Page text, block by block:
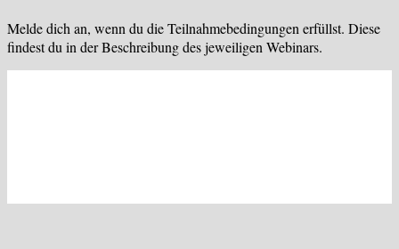
Melde dich an, wenn du die Teilnahmebedingungen erfüllst. Diese
findest du in der Beschreibung des jeweiligen Webinars.